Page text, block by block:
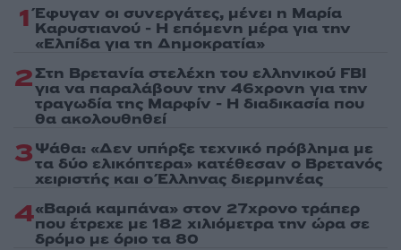
1 Έφυγαν οι συνεργάτες, μένει η Μαρία
Καρυστιανού - Η επόμενη μέρα για την
«Ελπίδα για τη Δημοκρατία»
2Στη Βρετανία στελέχη του ελληνικού FBI
για να παραλάβουν την 46χρονη για την
τραγωδία της Μαρφίν - Η διαδικασία που
θα ακολουθηθεί
3Ψάθα: «Δεν υπήρξε τεχνικό πρόβλημα με
τα δύο ελικόπτερα» κατέθεσαν ο Βρετανός
χειριστής και ο Έλληνας διερμηνέας
4«Βαριά καμπάνα» στον 27χρονο τράπερ
που έτρεχε με 182 χιλιόμετρα την ώρα σε
δρόμο με όριο τα 80